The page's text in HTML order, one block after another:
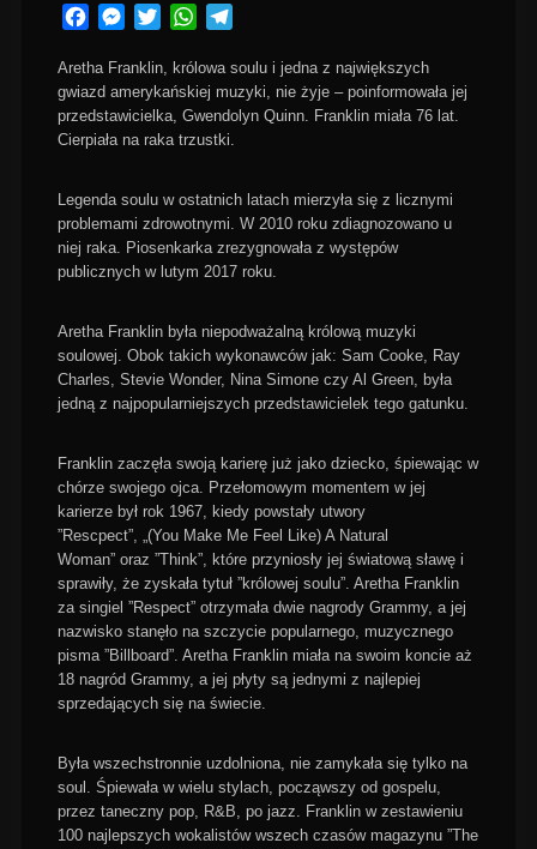
FacebookMessenger
TwitterWhatsApp
Aretha Franklin, królowa soulu i jedna z największych
gwiazd amerykańskiej muzyki, nie żyje – poinformowała jej
przedstawicielka, Gwendolyn Quinn. Franklin miała 76 lat.
Cierpiała na raka trzustki.
Legenda soulu w ostatnich latach mierzyła się z licznymi
problemami zdrowotnymi. W 2010 roku zdiagnozowano u
niej raka. Piosenkarka zrezygnowała z występów
publicznych w lutym 2017 roku.
Aretha Franklin była niepodważalną królową muzyki
soulowej. Obok takich wykonawców jak: Sam Cooke, Ray
Charles, Stevie Wonder, Nina Simone czy Al Green, była
jedną z najpopularniejszych przedstawicielek tego gatunku.
Franklin zaczęła swoją karierę już jako dziecko, śpiewając w
chórze swojego ojca. Przełomowym momentem w jej
karierze był rok 1967, kiedy powstały utwory
”Rescpect”, „(You Make Me Feel Like) A Natural
Woman” oraz ”Think”, które przyniosły jej światową sławę i
sprawiły, że zyskała tytuł ”królowej soulu”. Aretha Franklin
za singiel ”Respect” otrzymała dwie nagrody Grammy, a jej
nazwisko stanęło na szczycie popularnego, muzycznego
pisma ”Billboard”. Aretha Franklin miała na swoim koncie aż
18 nagród Grammy, a jej płyty są jednymi z najlepiej
sprzedających się na świecie.
Była wszechstronnie uzdolniona, nie zamykała się tylko na
soul. Śpiewała w wielu stylach, począwszy od gospelu,
przez taneczny pop, R&B, po jazz. Franklin w zestawieniu
100 najlepszych wokalistów wszech czasów magazynu ”The